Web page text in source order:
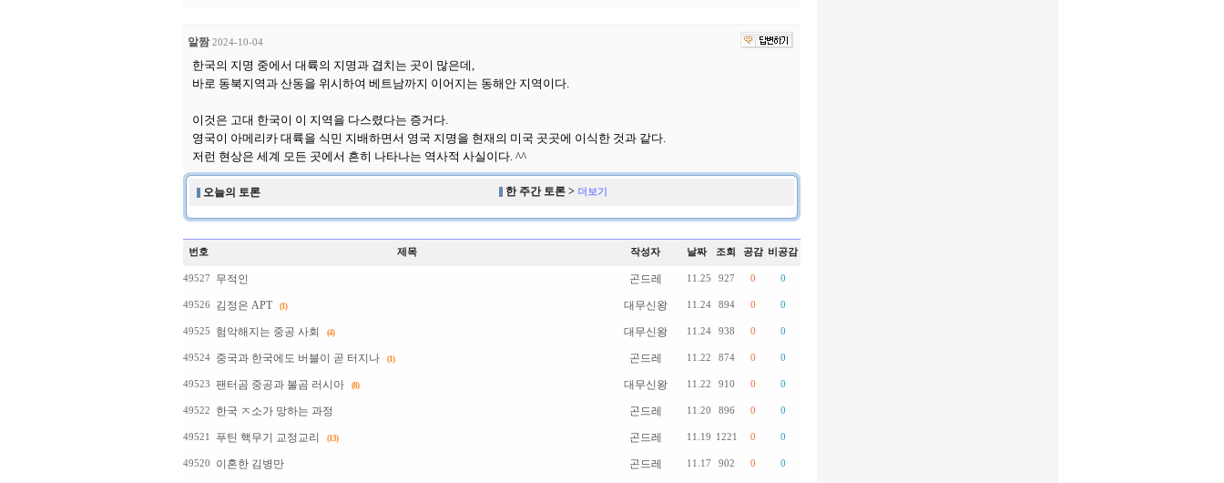
알짬 2024-10-04
한국의 지명 중에서 대륙의 지명과 겹치는 곳이 많은데,
바로 동북지역과 산동을 위시하여 베트남까지 이어지는 동해안 지역이다.
이것은 고대 한국이 이 지역을 다스렸다는 증거다.
영국이 아메리카 대륙을 식민 지배하면서 영국 지명을 현재의 미국 곳곳에 이식한 것과 같다.
저런 현상은 세계 모든 곳에서 흔히 나타나는 역사적 사실이다. ^^
오늘의 토론 한 주간 토론 > 더보기
번호 제목 작성자 날짜 조회 공감 비공감
49527 무적인 곤드레 11.25 927 0 0
49526 김정은 APT (1) 대무신왕 11.24 894 0 0
49525 험악해지는 중공 사회 (4) 대무신왕 11.24 938 0 0
49524 중국과 한국에도 버블이 곧 터지나 (1) 곤드레 11.22 874 0 0
49523 팬터곰 중공과 불곰 러시아 (8) 대무신왕 11.22 910 0 0
49522 한국 ㅈ소가 망하는 과정 곤드레 11.20 896 0 0
49521 푸틴 핵무기 교정교리 (13) 곤드레 11.19 1221 0 0
49520 이혼한 김병만 곤드레 11.17 902 0 0